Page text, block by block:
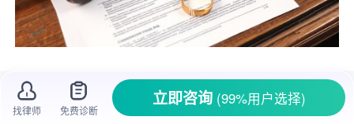
离婚本就是一件让人痛苦的事，如果在这个
过程中还遭遇对方出轨，更是雪上加霜。不少人
找律师 免费诊断
立即咨询 (99%用户选择)